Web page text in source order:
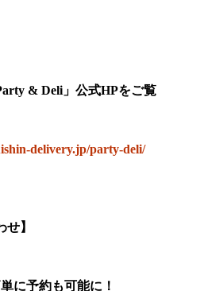
& Deli 」公式HPをご覧
delivery.jp/party-deli/
せ】
に予約も可能に！